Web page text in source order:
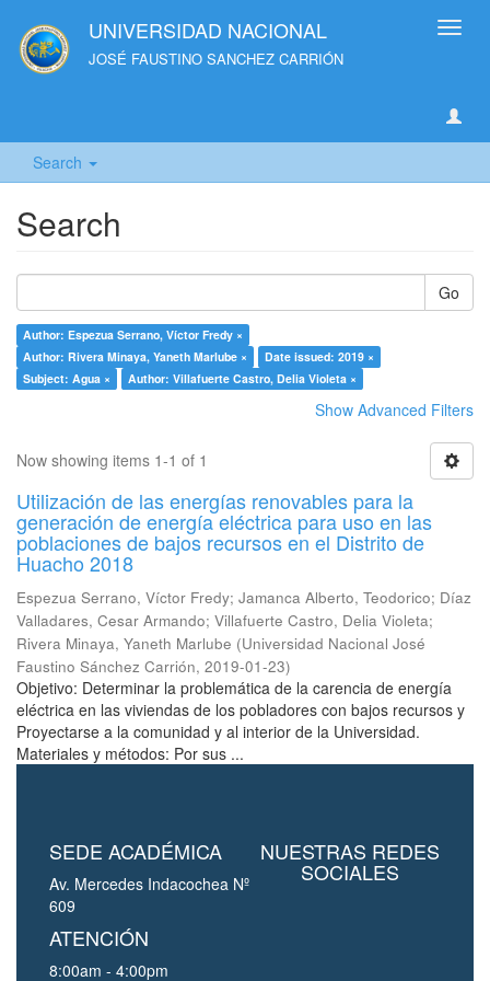
UNIVERSIDAD NACIONAL
JOSÉ FAUSTINO SANCHEZ CARRIÓN
Search
Search
Go
Author: Espezua Serrano, Víctor Fredy ×
Author: Rivera Minaya, Yaneth Marlube ×
Date issued: 2019 ×
Subject: Agua ×
Author: Villafuerte Castro, Delia Violeta ×
Show Advanced Filters
Now showing items 1-1 of 1
Utilización de las energías renovables para la
generación de energía eléctrica para uso en las
poblaciones de bajos recursos en el Distrito de
Huacho 2018
Espezua Serrano, Víctor Fredy; Jamanca Alberto, Teodorico; Díaz
Valladares, Cesar Armando; Villafuerte Castro, Delia Violeta;
Rivera Minaya, Yaneth Marlube (Universidad Nacional José
Faustino Sánchez Carrión, 2019-01-23)
Objetivo: Determinar la problemática de la carencia de energía
eléctrica en las viviendas de los pobladores con bajos recursos y
Proyectarse a la comunidad y al interior de la Universidad.
Materiales y métodos: Por sus ...
SEDE ACADÉMICA
Av. Mercedes Indacochea Nº
609
ATENCIÓN
8:00am - 4:00pm
NUESTRAS REDES
SOCIALES